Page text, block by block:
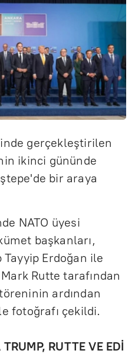
gerçekleştirilen
ikinci gününde
bir araya
NATO üyesi
başkanları,
Tayyip Erdoğan ile
Rutte tarafından
ardından
fotoğrafı çekildi.
RUTTE VE EDİ